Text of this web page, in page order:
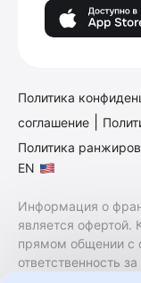
Политика
соглашение
Политика
EN
Информация о
является офертой.
прямом общении с
ответственность